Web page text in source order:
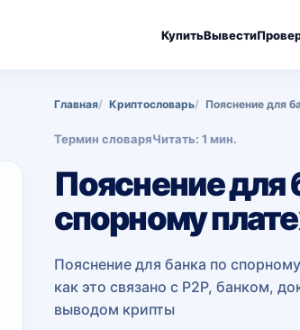
КупитьВывести
Главная Криптословарь Пояснение для
Термин словаряЧитать: 1 мин.
Пояснение для
спорному
Пояснение для банка по
как это связано с P2P, банком,
выводом крипты